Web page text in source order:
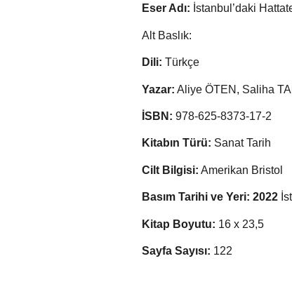
Eser Adı: İstanbul’daki
Alt Baslık:
Dili: Türkçe
Yazar: Aliye ÖTEN, Saliha
İSBN: 978-625-8373-17-2
Kitabın Türü: Sanat Tarih
Cilt Bilgisi: Amerikan Bristol
Basım Tarihi ve Yeri: 2022
Kitap Boyutu: 16 x 23,5
Sayfa Sayısı: 122